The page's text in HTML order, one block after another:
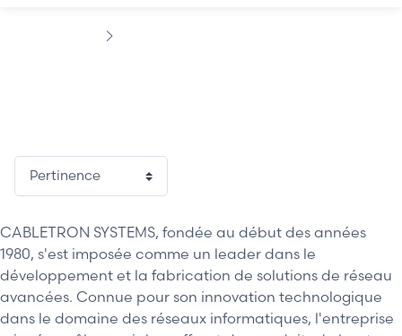
CABLETRON SYSTEMS, fondée au début des années
1980, s'est imposée comme un leader dans le
développement et la fabrication de solutions de réseau
avancées. Connue pour son innovation technologique
dans le domaine des réseaux informatiques, l'entreprise